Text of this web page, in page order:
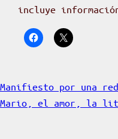
incluye
Manifiesto por una
Mario, el amor, la